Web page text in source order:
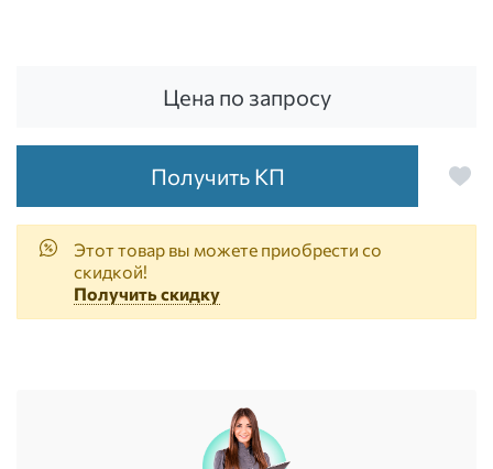
Цена по запросу
Получить КП
Этот товар вы можете приобрести со
скидкой!
Получить скидку